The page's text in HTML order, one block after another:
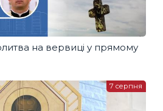
на вервиці у прямому
7 серпня